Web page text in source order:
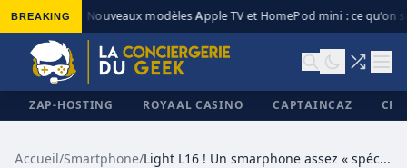
BREAKING◆ Nouveaux modèles Apple TV et HomePod mini : ce qu’on
ZAP-HOSTING ROYAAL CASINO CAPTAINCAZ
Accueil/Smartphone/ Light L16 ! Un smarphone assez « spécial » !